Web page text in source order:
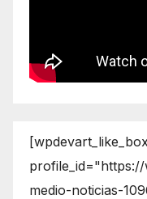
[wpdevart_like_box
medio-noticias-